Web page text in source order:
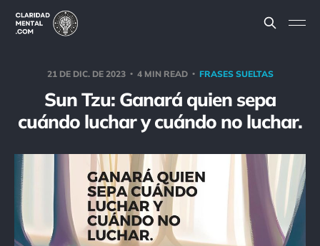
21 DE DIC. DE 2023 4 MIN READ FRASES SUELTAS
Sun Tzu: Ganará quien sepa
cuándo luchar y cuándo no luchar.